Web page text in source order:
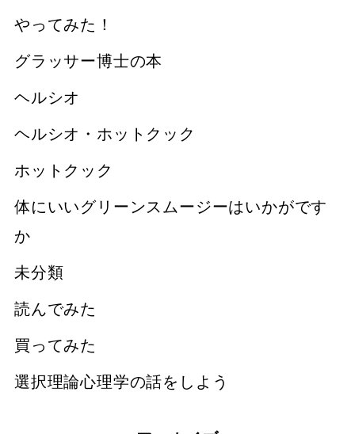
やってみた！
グラッサー博士の本
ヘルシオ
ヘルシオ・ホットクック
ホットクック
体にいいグリーンスムージーはいかがです
か
未分類
読んでみた
買ってみた
選択理論心理学の話をしよう